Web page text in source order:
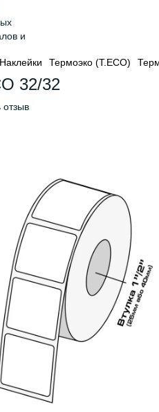
Наклейки Термоэко (Т.ЕСО)
32/32
отзыв